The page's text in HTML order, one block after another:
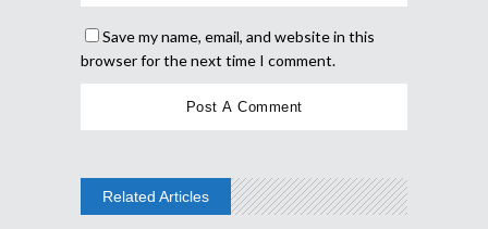
Save my name, email, and website in this
browser for the next time I comment.
Related Articles